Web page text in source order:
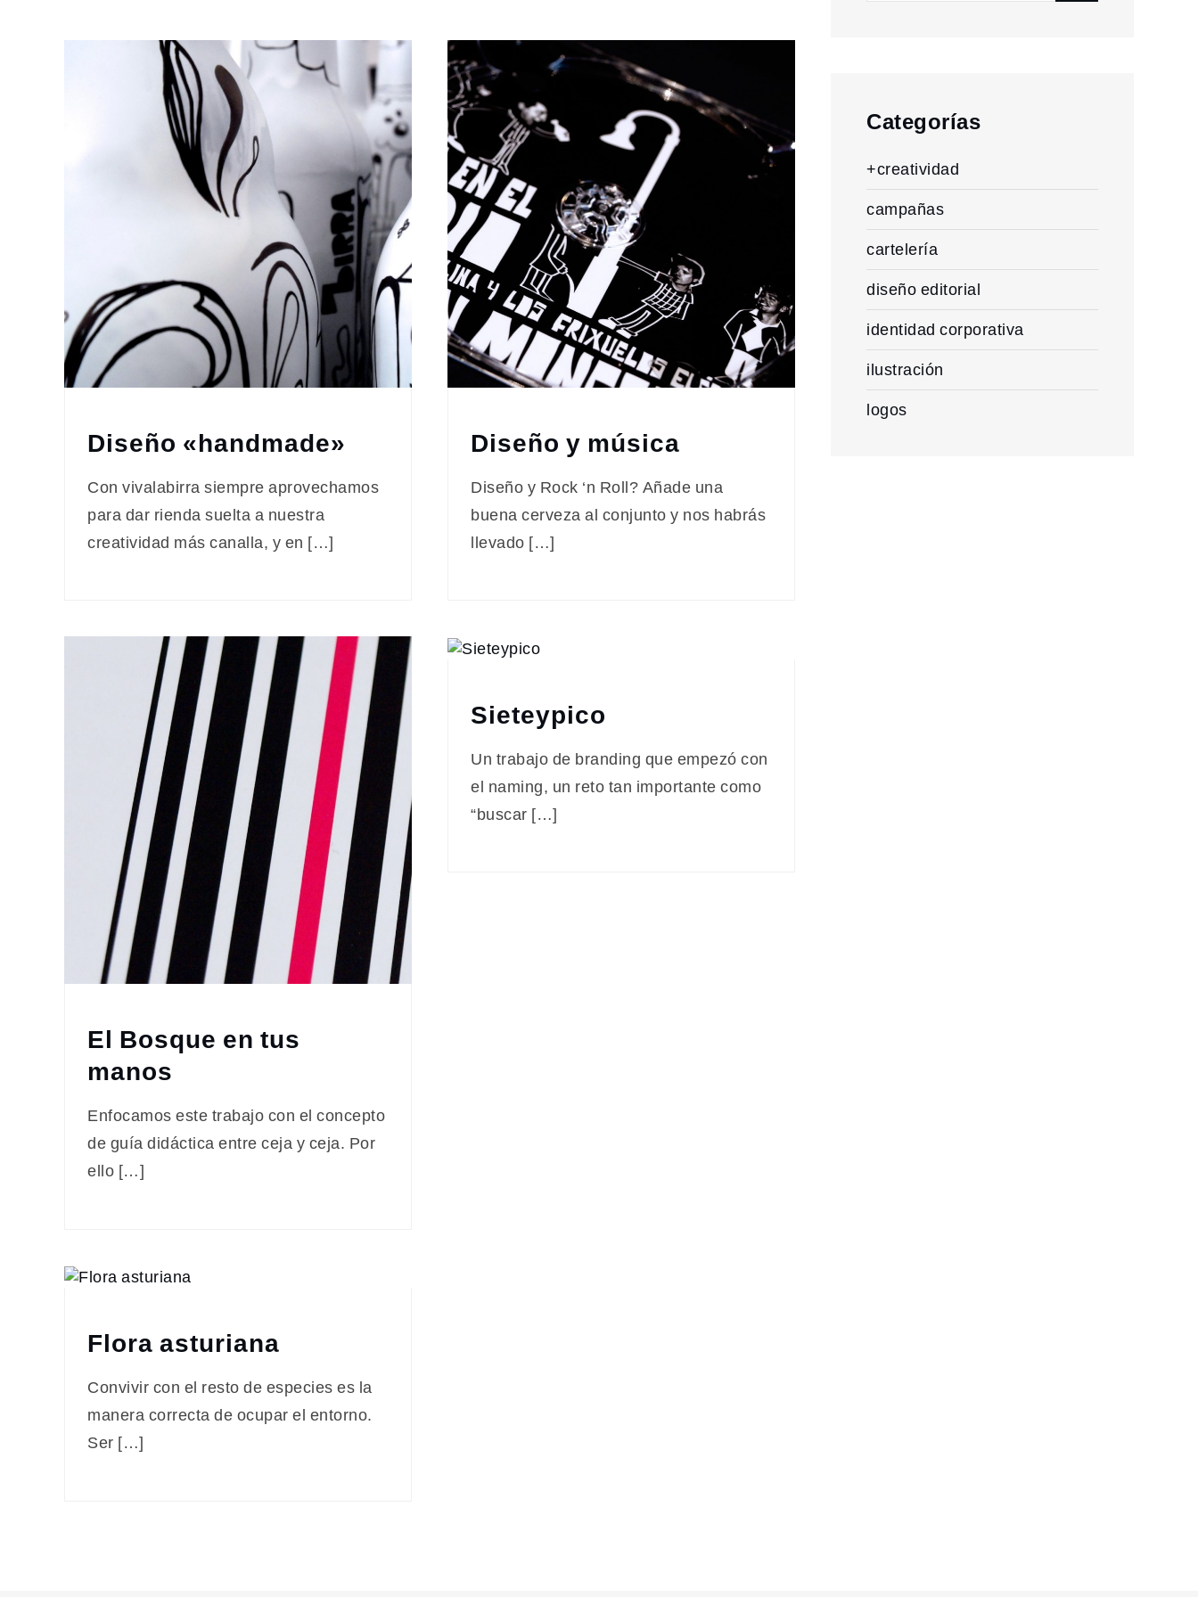
Diseño «handmade»
Con vivalabirra siempre aprovechamos
para dar rienda suelta a nuestra
creatividad más canalla, y en […]
Diseño y música
Diseño y Rock ‘n Roll? Añade una
buena cerveza al conjunto y nos habrás
llevado […]
El Bosque en tus
manos
Enfocamos este trabajo con el concepto
de guía didáctica entre ceja y ceja. Por
ello […]
Sieteypico
Un trabajo de branding que empezó con
el naming, un reto tan importante como
“buscar […]
Flora asturiana
Convivir con el resto de especies es la
manera correcta de ocupar el entorno.
Ser […]
Categorías
+creatividad
campañas
cartelería
diseño editorial
identidad corporativa
ilustración
logos